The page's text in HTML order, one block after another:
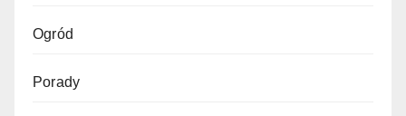
Ogród
Porady